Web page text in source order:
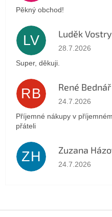
Pěkný obchod!
LV Luděk Vostry
Hodnocení
28.7.2026
Super, děkuji.
RB René Bednář
Hodnocení
24.7.2026
Příjemné nákupy v
přáteli
ZH Zuzana
Hodnocení
24.7.2026